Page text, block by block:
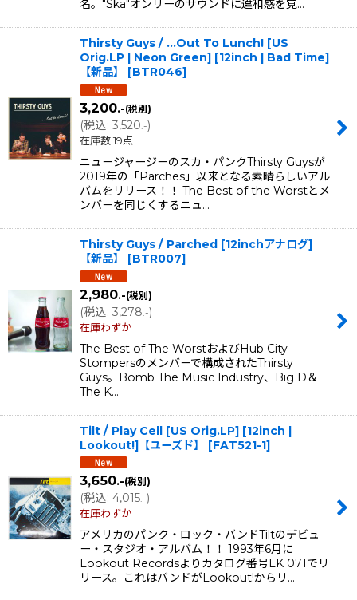
名。"Ska"オンリーのサウンドに違和感を覚…
Thirsty Guys / .​.​.​Out To Lunch! [US
Orig.LP | Neon Green] [12inch | Bad Time]
【新品】
[BTR046]
3,200.-(税別)
(税込: 3,520.-)
在庫数 19点
ニュージャージーのスカ・パンクThirsty Guysが
2019年の「Parches」以来となる素晴らしいアル
バムをリリース！！ The Best of the Worstとメ
ンバーを同じくするニュ…
Thirsty Guys / Parched [12inchアナログ]
【新品】
[BTR007]
2,980.-(税別)
(税込: 3,278 .-)
在庫わずか
The Best of The WorstおよびHub City
Stompersのメンバーで構成されたThirsty
Guys。Bomb The Music Industry、Big D＆
The K…
Tilt / Play Cell [US Orig.LP] [12inch |
Lookout!]【ユーズド】
[FAT521-1]
3,650.-(税別)
(税込: 4,015.-)
在庫わずか
アメリカのパンク・ロック・バンドTiltのデビュ
ー・スタジオ・アルバム！！ 1993年6月に
Lookout Recordsよりカタログ番号LK 071でリ
リース。これはバンドがLookout!からリ…